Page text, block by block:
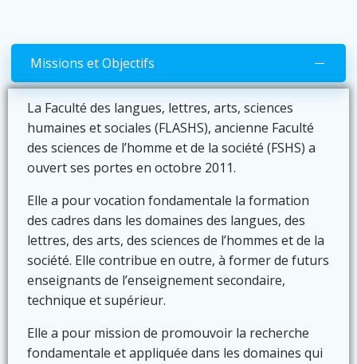
Missions et Objectifs
La Faculté des langues, lettres, arts, sciences
humaines et sociales (FLASHS), ancienne Faculté
des sciences de l’homme et de la société (FSHS) a
ouvert ses portes en octobre 2011.
Elle a pour vocation fondamentale la formation
des cadres dans les domaines des langues, des
lettres, des arts, des sciences de l’hommes et de la
société. Elle contribue en outre, à former de futurs
enseignants de l’enseignement secondaire,
technique et supérieur.
Elle a pour mission de promouvoir la recherche
fondamentale et appliquée dans les domaines qui